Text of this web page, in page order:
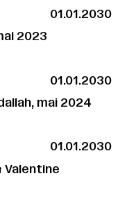
01.01.2030
2023
01.01.2030
mai 2024
01.01.2030
Valentine